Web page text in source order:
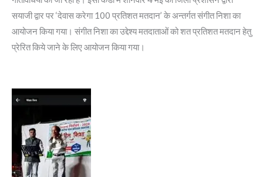
सयाजी द्वार पर ‘देवास करेगा 100 प्रतिशत मतदान’ के अन्तर्गत संगीत निशा का
आयोजन किया गया। संगीत निशा का उद्देश्य मतदाताओं को शत प्रतिशत मतदान हेतु
प्रेरित किये जाने के लिए आयोजन किया गया।